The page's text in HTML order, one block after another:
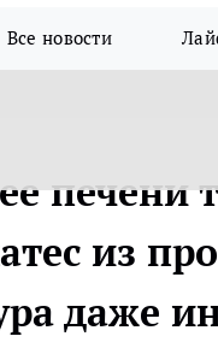
Все новости
печени
из
даже